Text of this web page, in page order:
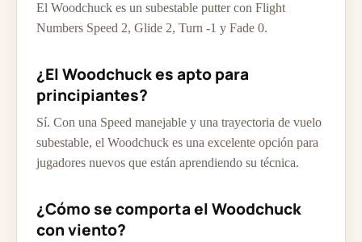
El Woodchuck es un subestable putter con Flight
Numbers Speed 2, Glide 2, Turn -1 y Fade 0.
¿El Woodchuck es apto para
principiantes?
Sí. Con una Speed manejable y una trayectoria de vuelo
subestable, el Woodchuck es una excelente opción para
jugadores nuevos que están aprendiendo su técnica.
¿Cómo se comporta el Woodchuck
con viento?